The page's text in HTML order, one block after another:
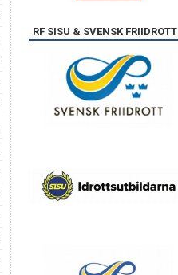
RF SISU & SVENSK FRIIDROTT